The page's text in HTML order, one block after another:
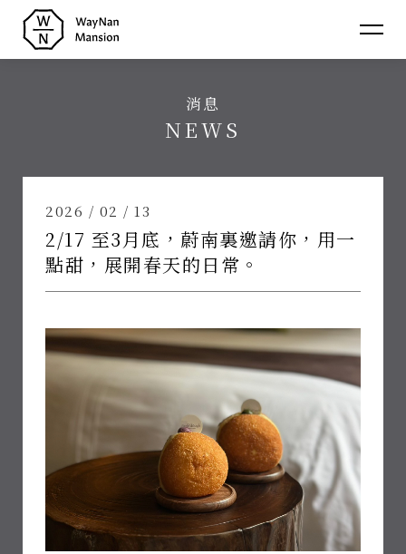
蔚
About
房型 Room
聯絡 Contact
消息
NEWS
2026 / 02 / 13
2/17 至3月底，蔚南裏邀請你，用一
點甜，展開春天的日常。